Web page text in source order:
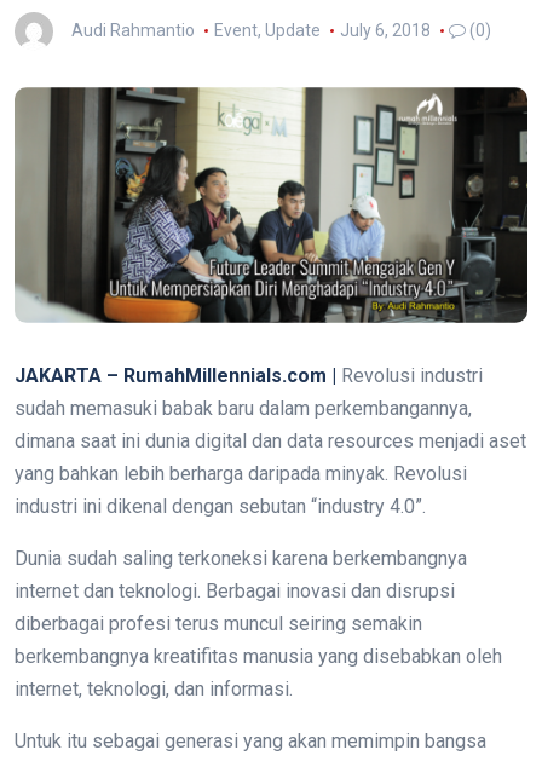
Audi Rahmantio Event, Update July 6, 2018 (0)
JAKARTA – RumahMillennials.com |
Revolusi industri
sudah memasuki babak baru dalam perkembangannya,
dimana saat ini dunia digital dan data resources menjadi aset
yang bahkan lebih berharga daripada minyak. Revolusi
industri ini dikenal dengan sebutan “industry 4.0”.
Dunia sudah saling terkoneksi karena berkembangnya
internet dan teknologi. Berbagai inovasi dan disrupsi
diberbagai profesi terus muncul seiring semakin
berkembangnya kreatifitas manusia yang disebabkan oleh
internet, teknologi, dan informasi.
Untuk itu sebagai generasi yang akan memimpin bangsa